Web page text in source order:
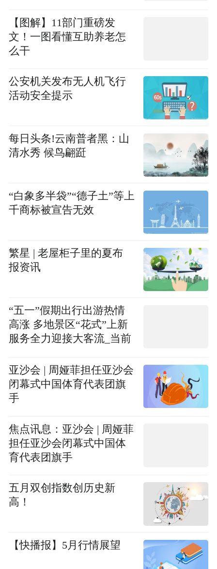
【图解】11部门重磅发
文！一图看懂互助养老怎
么干
公安机关发布无人机飞行
活动安全提示
每日头条!云南普者黑：山
清水秀 候鸟翩跹
“白象多半袋”“德子土”等上
千商标被宣告无效
繁星 | 老屋柜子里的夏布
报资讯
“五一”假期出行出游热情
高涨 多地景区“花式”上新
服务全力迎接大客流_当前
亚沙会 | 周娅菲担任亚沙会
闭幕式中国体育代表团旗
手
焦点讯息：亚沙会 | 周娅菲
担任亚沙会闭幕式中国体
育代表团旗手
五月双创指数创历史新
高！
【快播报】5月行情展望